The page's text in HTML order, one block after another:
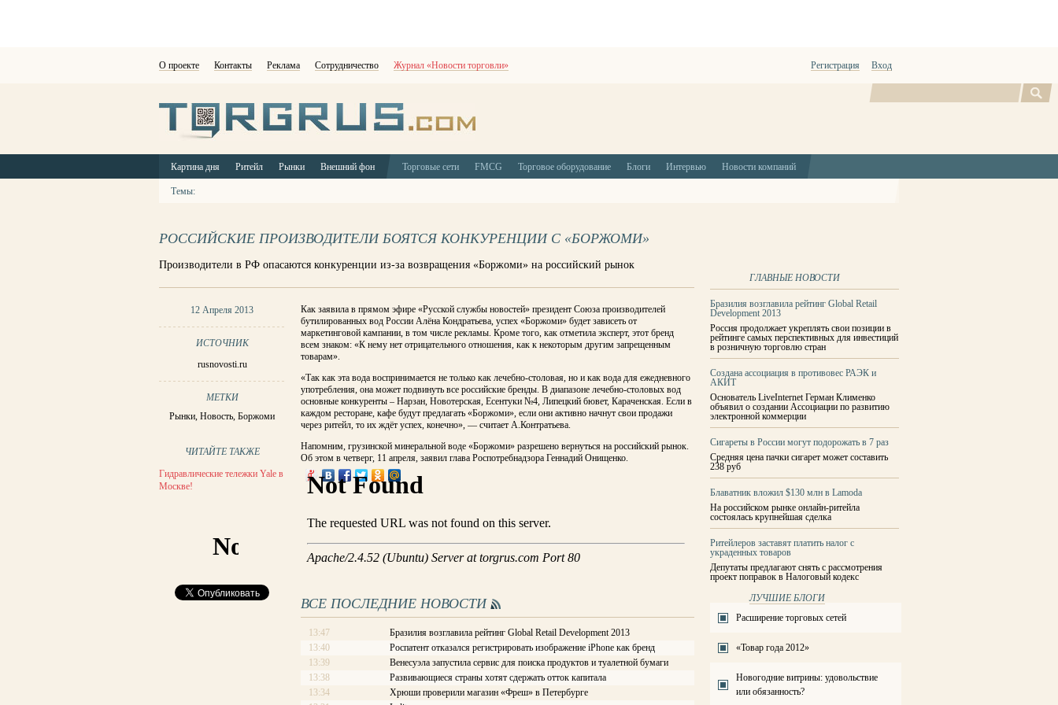
О проекте Контакты Реклама Сотрудничество Журнал «Новости торговли» Регистрация Вход
Поиск
Картина дня Ритейл Рынки Внешний фон Торговые сети FMCG Торговое оборудование Блоги Интервью Новости компаний
Темы:
РОССИЙСКИЕ ПРОИЗВОДИТЕЛИ БОЯТСЯ КОНКУРЕНЦИИ С «БОРЖОМИ»
Производители в РФ опасаются конкуренции из-за возвращения «Боржоми» на российский рынок
12 Апреля 2013
ИСТОЧНИК
rusnovosti.ru
МЕТКИ
Рынки, Новость, Боржоми
ЧИТАЙТЕ ТАКЖЕ
Гидравлические тележки Yale в
Москве!
Как заявила в прямом эфире «Русской службы новостей» президент Союза производителей
бутилированных вод России Алёна Кондратьева, успех «Боржоми» будет зависеть от
маркетинговой кампании, в том числе рекламы. Кроме того, как отметила эксперт, этот бренд
всем знаком: «К нему нет отрицательного отношения, как к некоторым другим запрещенным
товарам».
«Так как эта вода воспринимается не только как лечебно-столовая, но и как вода для ежедневного
употребления, она может подвинуть все российские бренды. В диапазоне лечебно-столовых вод
основные конкуренты – Нарзан, Новотерская, Есентуки №4, Липецкий бювет, Караченская. Если в
каждом ресторане, кафе будут предлагать «Боржоми», если они активно начнут свои продажи
через ритейл, то их ждёт успех, конечно», — считает А.Контратьева.
Напомним, грузинской минеральной воде «Боржоми» разрешено вернуться на российский рынок.
Об этом в четверг, 11 апреля, заявил глава Роспотребнадзора Геннадий Онищенко.
ВСЕ ПОСЛЕДНИЕ НОВОСТИ
13:47
Бразилия возглавила рейтинг Global Retail Development 2013
13:40
Роспатент отказался регистрировать изображение iPhone как бренд
13:39
Венесуэла запустила сервис для поиска продуктов и туалетной бумаги
13:38
Развивающиеся страны хотят сдержать отток капитала
13:34
Хрюши проверили магазин «Фреш» в Петербурге
ГЛАВНЫЕ НОВОСТИ
Бразилия возглавила рейтинг Global Retail
Development 2013
Россия продолжает укреплять свои позиции в
рейтинге самых перспективных для инвестиций
в розничную торговлю стран
Создана ассоциация в противовес РАЭК и
АКИТ
Основатель LiveInternet Герман Клименко
объявил о создании Ассоциации по развитию
электронной коммерции
Сигареты в России могут подорожать в 7 раз
Средняя цена пачки сигарет может составить
238 руб
Блаватник вложил $130 млн в Lamoda
На российском рынке онлайн-ритейла
состоялась крупнейшая сделка
Ритейлеров заставят платить налог с
украденных товаров
Депутаты предлагают снять с рассмотрения
проект поправок в Налоговый кодекс
ЛУЧШИЕ БЛОГИ
Расширение торговых сетей
«Товар года 2012»
Новогодние витрины: удовольствие
или обязанность?